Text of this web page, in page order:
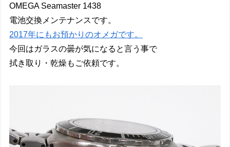
OMEGA Seamaster 1438
電池交換メンテナンスです。
2017年にもお預かりのオメガです。
今回はガラスの曇が気になると言う事で
拭き取り・乾燥もご依頼です。